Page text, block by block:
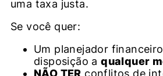
uma taxa justa.
Se você quer:
Um planejador
disposição aqualquer
NÃO TER conflitos de